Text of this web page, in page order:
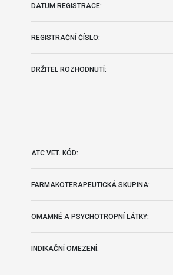
DATUM REGISTRACE:
REGISTRAČNÍ ČÍSLO:
DRŽITEL ROZHODNUTÍ:
ATC VET. KÓD:
FARMAKOTERAPEUTICKÁ SKUPINA:
OMAMNÉ A PSYCHOTROPNÍ LÁTKY:
INDIKAČNÍ OMEZENÍ: